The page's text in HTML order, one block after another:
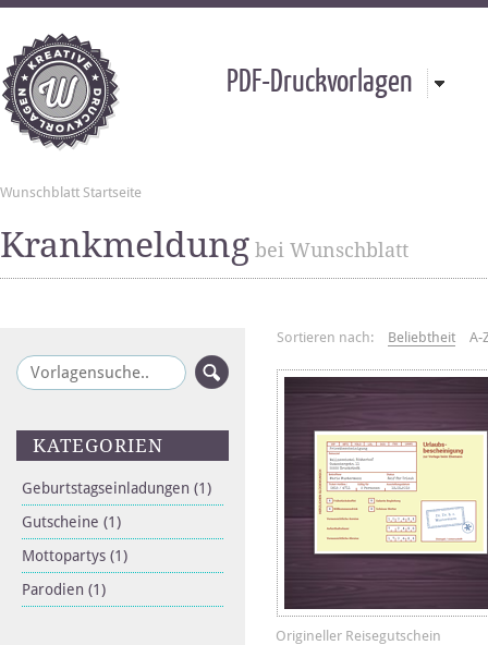
PDF-Druckvorlagen
Wunschblatt Startseite
Krankmeldung bei Wunschblatt
KATEGORIEN
Geburtstagseinladungen (1)
Gutscheine (1)
Mottopartys (1)
Parodien (1)
Sortieren nach: Beliebtheit A-
Origineller Reisegutschein